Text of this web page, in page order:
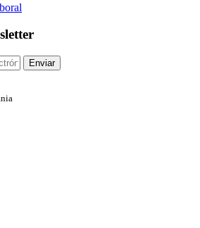
Enviar